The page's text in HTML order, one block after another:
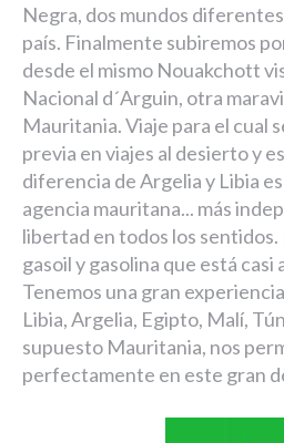
Negra, dos mundos
país. Finalmente subiremos
desde el mismo Nouakchott
Nacional d´Arguin, otra
Mauritania. Viaje para el cual
previa en viajes al desierto y
diferencia de Argelia y Libia
agencia mauritana... más
libertad en todos los
gasoil y gasolina que está casi
Tenemos una gran
Libia, Argelia, Egipto, Malí,
supuesto Mauritania, nos
perfectamente en este gran